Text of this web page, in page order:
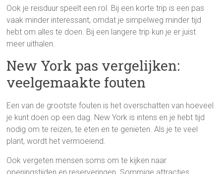
Ook je reisduur speelt een rol. Bij een korte trip is een pas
vaak minder interessant, omdat je simpelweg minder tijd
hebt om alles te doen. Bij een langere trip kun je er juist
meer uithalen.
New York pas vergelijken:
veelgemaakte fouten
Een van de grootste fouten is het overschatten van hoeveel
je kunt doen op een dag. New York is intens en je hebt tijd
nodig om te reizen, te eten en te genieten. Als je te veel
plant, wordt het vermoeiend.
Ook vergeten mensen soms om te kijken naar